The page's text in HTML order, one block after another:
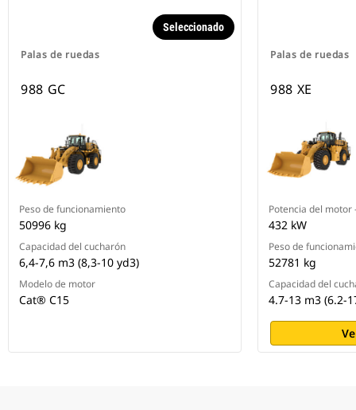
Palas de ruedas
Seleccionado
988 GC
Peso de funcionamiento
50996 kg
Capacidad del cucharón
6,4-7,6 m3 (8,3-10 yd3)
Modelo de motor
Cat® C15
Palas de ruedas
988 XE
Potencia del motor
432 kW
Peso de
52781 kg
Capacidad del
4.7-13 m3 (6.2-